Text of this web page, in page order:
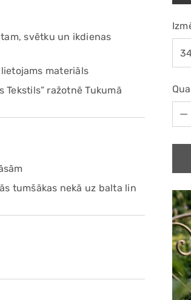
svētku un ikdienas
materiāls
ražotnē Tukumā
tumšākas nekā uz balta lin